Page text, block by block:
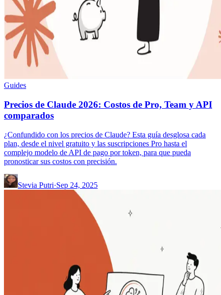
Guides
Precios de Claude 2026: Costos de Pro, Team y API
comparados
¿Confundido con los precios de Claude? Esta guía desglosa cada
plan, desde el nivel gratuito y las suscripciones Pro hasta el
complejo modelo de API de pago por token, para que pueda
pronosticar sus costos con precisión.
Stevia Putri·Sep 24, 2025